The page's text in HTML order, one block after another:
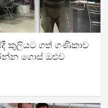
කුලියට ගත් ගණිකාව
ගොස් ඔළුව